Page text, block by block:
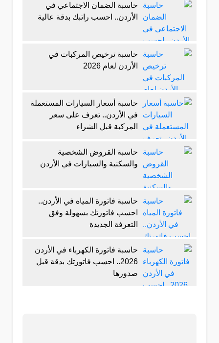
حاسبة الضمان الاجتماعي في
الأردن.. احسب راتبك بدقة عالية
حاسبة ترخيص المركبات في
الأردن لعام 2026
حاسبة أسعار السيارات المستعملة
في الأردن.. تعرف على سعر
المركبة قبل الشراء
حاسبة القروض الشخصية
والسكنية والسيارات في الأردن
حاسبة فاتورة المياه في الأردن..
احسب فاتورتك بسهولة وفق
التعرفة الجديدة
حاسبة فاتورة الكهرباء في الأردن
2026.. احسب فاتورتك بدقة قبل
صدورها